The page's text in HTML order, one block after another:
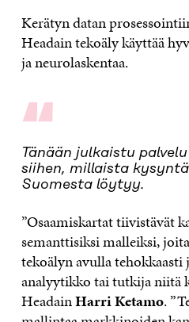
Kerätyn datan
Headain tekoäly käyttää
ja neurolaskentaa.
“
Tänään julkaistu
siihen, millaista
Suomesta löytyy.
”Osaamiskartat tiivistävät
semanttisiksi malleiksi,
tekoälyn avulla
analyytikko tai tutkija niitä
HeadainHarri Ketamo.